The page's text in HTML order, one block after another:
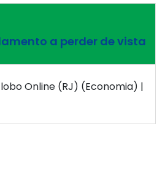
a perder de vista
Online (RJ) (Economia) |